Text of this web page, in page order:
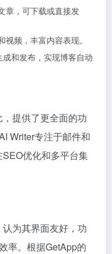
章，可下载或直接发
视频，丰富内容表现。
和发布，实现博客自动
，提供了更全面的功
Writer专注于邮件和
优化和多平台集
为其界面友好，功
率。根据GetApp的